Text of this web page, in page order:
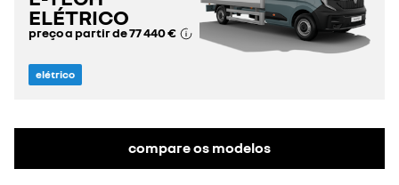
ELÉTRICO
preço a partir de77 440 €
elétrico
compare os modelos